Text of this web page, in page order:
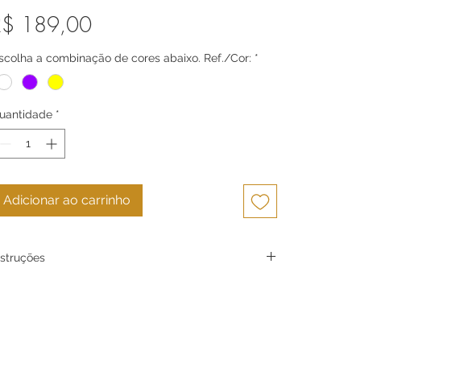
189,00Preço
a combinação de cores abaixo. Ref./Cor: *
*
Adicionar ao carrinho